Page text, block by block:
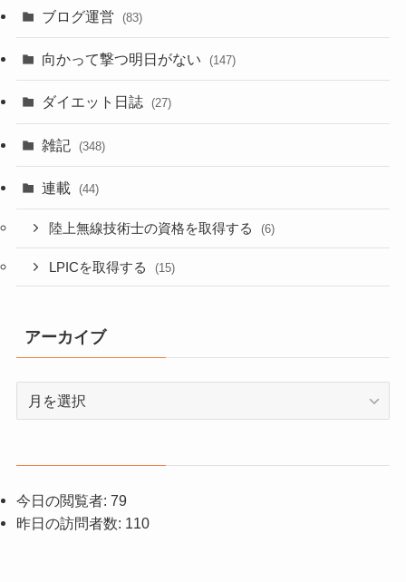
ブログ運営 (83)
向かって撃つ明日がない (147)
ダイエット日誌 (27)
雑記 (348)
連載 (44)
陸上無線技術士の資格を取得する (6)
LPICを取得する (15)
アーカイブ
今日の閲覧者: 79
昨日の訪問者数: 110